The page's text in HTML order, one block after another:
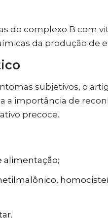
do complexo B com
da produção de
subjetivos, o
a importância de
precoce.
alimentação;